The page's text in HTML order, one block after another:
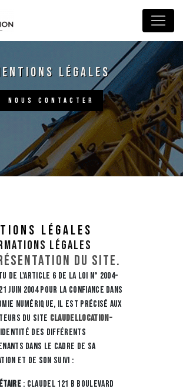
légales
NOUS CONTACTER
légales
légales
du site.
de l'article 6 de la loi n° 2004-
juin 2004 pour la confiance dans
numérique, il est précisé aux
du site claudellocation-
des différents
dans le cadre de sa
et de son suivi :
: CLAUDEL 121 B Boulevard